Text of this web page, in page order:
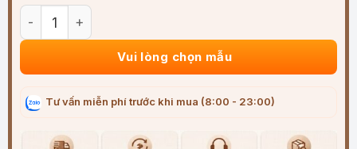
Vè che mưa xe Hyundai Tucson (2010-2025) ABS cao cấp
Vui lòng chọn mẫu
Tư vấn miễn phí trước khi mua (8:00 - 23:00)